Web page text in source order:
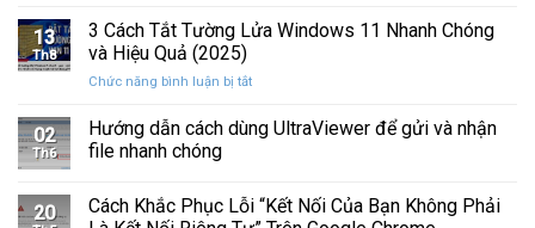
Hỏng
Giác
Trên
C
Sửa
Âm
Khi
11
13
Th8
3 Cách Tắt Tường Lửa Windows 11 Nhanh Chóng
và Hiệu Quả (2025)
Chức năng bình luận bị tắtở
Cách
Tắt
Windows
11
02
Th6
Hướng dẫn cách dùng UltraViewer để gửi và nhận
file nhanh chóng
20
Cách Khắc Phục Lỗi “Kết Nối Của Bạn Không Phải